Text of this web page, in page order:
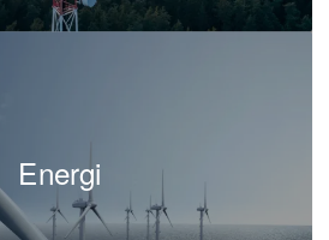
övergripande framgång.
ser till att kommunikationen
smidigt.
också för att
risker som kan påverka
Energi